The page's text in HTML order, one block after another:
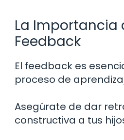
La Importancia
Feedback
El feedback es
proceso de
Asegúrate de dar
constructiva a tus